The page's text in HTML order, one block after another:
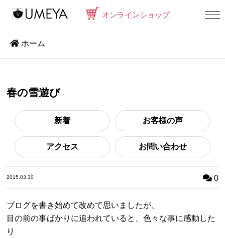
オンラインショップ
ホーム
春の雪遊び
新着 お客様の声
アクセス お問い合わせ
2015.03.30 0
ブログを書き始めて改めて思いましたが、
目の前の事ばかりに追われていると、色々な事に感動した
り